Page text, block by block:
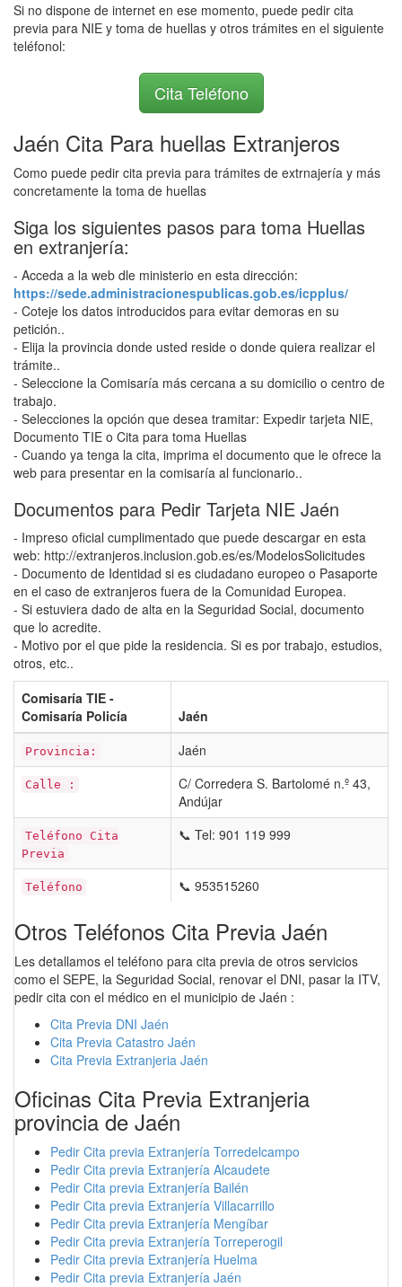
Si no dispone de internet en ese momento, puede pedir cita
previa para NIE y toma de huellas y otros trámites en el siguiente
teléfonol:
Cita Teléfono
Jaén Cita Para huellas Extranjeros
Como puede pedir cita previa para trámites de extrnajería y más
concretamente la toma de huellas
Siga los siguientes pasos para toma Huellas
en extranjería:
- Acceda a la web dle ministerio en esta dirección:
https://sede.administracionespublicas.gob.es/icpplus/
- Coteje los datos introducidos para evitar demoras en su
petición..
- Elija la provincia donde usted reside o donde quiera realizar el
trámite..
- Seleccione la Comisaría más cercana a su domicilio o centro de
trabajo.
- Selecciones la opción que desea tramitar: Expedir tarjeta NIE,
Documento TIE o Cita para toma Huellas
- Cuando ya tenga la cita, imprima el documento que le ofrece la
web para presentar en la comisaría al funcionario..
Documentos para Pedir Tarjeta NIE Jaén
- Impreso oficial cumplimentado que puede descargar en esta
web: http://extranjeros.inclusion.gob.es/es/ModelosSolicitudes
- Documento de Identidad si es ciudadano europeo o Pasaporte
en el caso de extranjeros fuera de la Comunidad Europea.
- Si estuviera dado de alta en la Seguridad Social, documento
que lo acredite.
- Motivo por el que pide la residencia. Si es por trabajo, estudios,
otros, etc..
Comisaría TIE -
Comisaría Policía
Jaén
Provincia: Jaén
Calle :
C/ Corredera S. Bartolomé n.º 43,
Andújar
Teléfono Cita
Previa
📞 Tel: 901 119 999
Teléfono 📞 953515260
Otros Teléfonos Cita Previa Jaén
Les detallamos el teléfono para cita previa de otros servicios
como el SEPE, la Seguridad Social, renovar el DNI, pasar la ITV,
pedir cita con el médico en el municipio de Jaén :
Cita Previa DNI Jaén
Cita Previa Catastro Jaén
Cita Previa Extranjeria Jaén
Oficinas Cita Previa Extranjeria
provincia de Jaén
Pedir Cita previa Extranjería Torredelcampo
Pedir Cita previa Extranjería Alcaudete
Pedir Cita previa Extranjería Bailén
Pedir Cita previa Extranjería Villacarrillo
Pedir Cita previa Extranjería Mengíbar
Pedir Cita previa Extranjería Torreperogil
Pedir Cita previa Extranjería Huelma
Pedir Cita previa Extranjería Jaén